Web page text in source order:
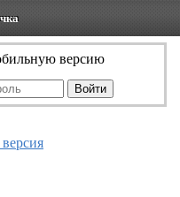
версию